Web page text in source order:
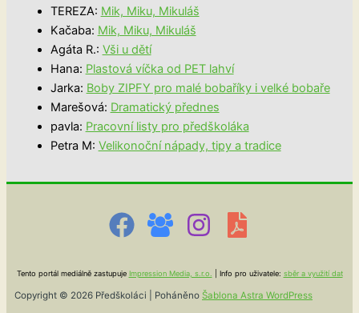
TEREZA: Mik, Miku, Mikuláš
Kačaba: Mik, Miku, Mikuláš
Agáta R.: Vši u dětí
Hana: Plastová víčka od PET lahví
Jarka: Boby ZIPFY pro malé bobaříky i velké bobaře
Marešová: Dramatický přednes
pavla: Pracovní listy pro předškoláka
Petra M: Velikonoční nápady, tipy a tradice
Tento portál mediálně zastupuje Impression Media, s.r.o. | Info pro uživatele: sběr a využití dat
Copyright © 2026 Předškoláci | Poháněno Šablona Astra WordPress